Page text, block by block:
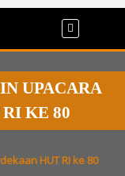
UPACARA
KE 80
HUT RI ke 80